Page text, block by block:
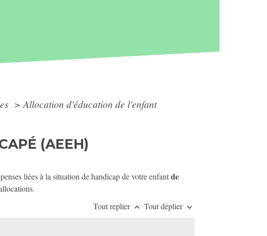
> Allocation d'éducation de l'enfant
(AEEH)
liées à la situation de handicap de votre enfantde
Tout replier keyboard_arrow_up Tout déplier keyboard_arrow_down